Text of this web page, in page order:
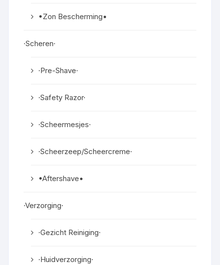
•Zon Bescherming•
·Scheren·
·Pre-Shave·
·Safety Razor·
·Scheermesjes·
·Scheerzeep/Scheercreme·
•Aftershave•
·Verzorging·
·Gezicht Reiniging·
·Huidverzorging·